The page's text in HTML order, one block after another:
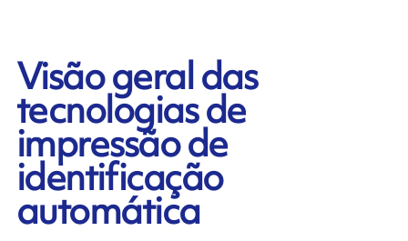
Visão geral das
tecnologias de
impressão de
identificação
automática